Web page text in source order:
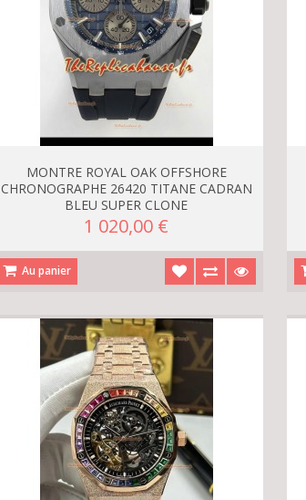
MONTRE ROYAL OAK OFFSHORE
CHRONOGRAPHE 26420 TITANE CADRAN
BLEU SUPER CLONE
1 020,00 €
Au panier